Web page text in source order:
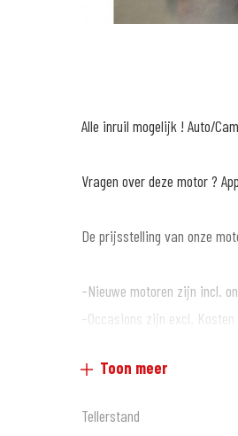
Alle inruil mogelijk ! Auto/
Vragen over deze motor ?
De prijsstelling van onze
-Nieuwe motoren zijn incl.
-Occasions zijn excl.
Toon meer
Tellerstand